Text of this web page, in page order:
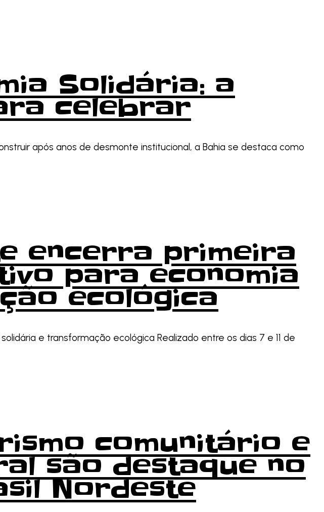
Solidária: a
celebrar
após anos de desmonte institucional, a Bahia se destaca como
encerra primeira
para economia
ecológica
e transformação ecológica Realizado entre os dias 7 e 11 de
comunitário e
são destaque no
Nordeste